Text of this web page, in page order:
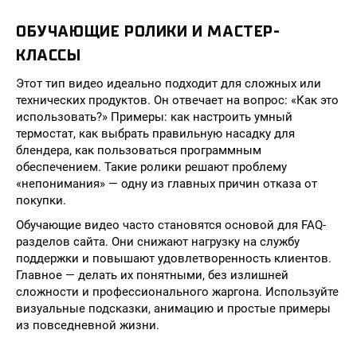
ОБУЧАЮЩИЕ РОЛИКИ И МАСТЕР-
КЛАССЫ
Этот тип видео идеально подходит для сложных или
технических продуктов. Он отвечает на вопрос: «Как это
использовать?» Примеры: как настроить умный
термостат, как выбрать правильную насадку для
блендера, как пользоваться программным
обеспечением. Такие ролики решают проблему
«непонимания» — одну из главных причин отказа от
покупки.
Обучающие видео часто становятся основой для FAQ-
разделов сайта. Они снижают нагрузку на службу
поддержки и повышают удовлетворенность клиентов.
Главное — делать их понятными, без излишней
сложности и профессионального жаргона. Используйте
визуальные подсказки, анимацию и простые примеры
из повседневной жизни.